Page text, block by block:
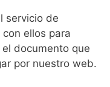
servicio de
ellos para
documento que
por nuestro web.